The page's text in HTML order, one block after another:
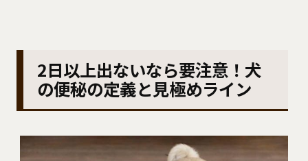
2日以上出ないなら要注意！犬
の便秘の定義と見極めライン